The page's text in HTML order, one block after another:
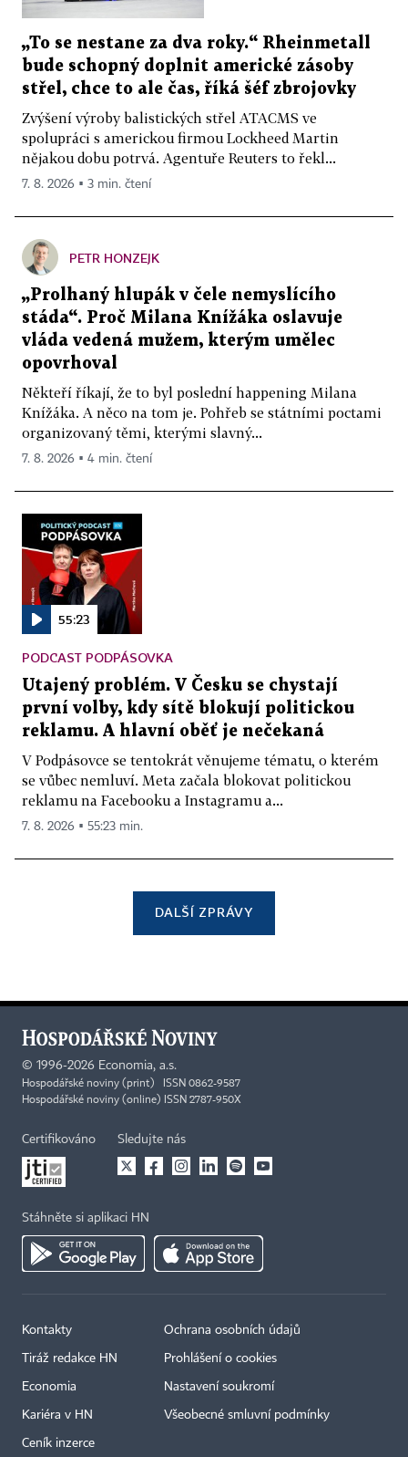
„To se nestane za dva roky.“ Rheinmetall
bude schopný doplnit americké zásoby
střel, chce to ale čas, říká šéf zbrojovky
Zvýšení výroby balistických střel ATACMS ve
spolupráci s americkou firmou Lockheed Martin
nějakou dobu potrvá. Agentuře Reuters to řekl...
7. 8. 2026 ▪ 3 min. čtení
PETR HONZEJK
„Prolhaný hlupák v čele nemyslícího
stáda“. Proč Milana Knížáka oslavuje
vláda vedená mužem, kterým umělec
opovrhoval
Někteří říkají, že to byl poslední happening Milana
Knížáka. A něco na tom je. Pohřeb se státními poctami
organizovaný těmi, kterými slavný...
7. 8. 2026 ▪ 4 min. čtení
55:23
PODCAST PODPÁSOVKA
Utajený problém. V Česku se chystají
první volby, kdy sítě blokují politickou
reklamu. A hlavní oběť je nečekaná
V Podpásovce se tentokrát věnujeme tématu, o kterém
se vůbec nemluví. Meta začala blokovat politickou
reklamu na Facebooku a Instagramu a...
7. 8. 2026 ▪ 55:23 min.
DALŠÍ ZPRÁVY
© 1996-2026 Economia, a.s.
Hospodářské noviny (print) ISSN 0862-9587
Hospodářské noviny (online) ISSN 2787-950X
Certifikováno Sledujte nás
Stáhněte si aplikaci HN
Kontakty
Tiráž redakce HN
Economia
Kariéra v HN
Ceník inzerce
Ochrana osobních údajů
Prohlášení o cookies
Nastavení soukromí
Všeobecné smluvní podmínky